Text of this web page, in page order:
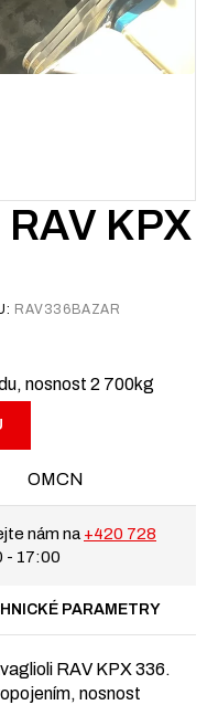
KPX
RAV336BAZAR
nosnost 2 700kg
OMCN
nám na+420 728
- 17:00
PARAMETRY
RAV KPX 336.
nosnost